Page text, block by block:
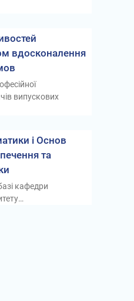
вдосконалення
випускових
і Основ
та
кафедри